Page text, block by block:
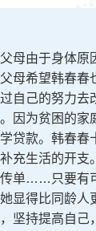
由于身体原
母希望韩春
自己的努力
因为贫困的
贷款。韩春
充生活的开
单……只要有
显得比同龄
坚持提高自己